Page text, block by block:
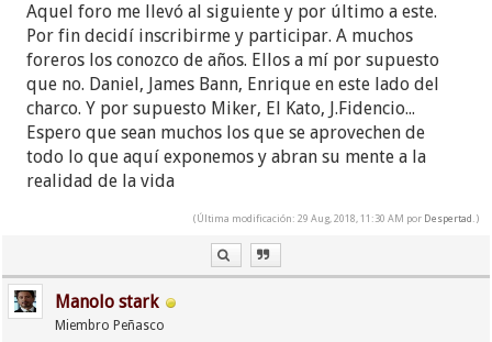
Aquel foro me llevó al siguiente y por último a este.
Por fin decidí inscribirme y participar. A muchos
foreros los conozco de años. Ellos a mí por supuesto
que no. Daniel, James Bann, Enrique en este lado del
charco. Y por supuesto Miker, El Kato, J.Fidencio...
Espero que sean muchos los que se aprovechen de
todo lo que aquí exponemos y abran su mente a la
realidad de la vida
(Última modificación: 29 Aug, 2018, 11:30 AM por Despertad .)
Manolo stark
Miembro Peñasco